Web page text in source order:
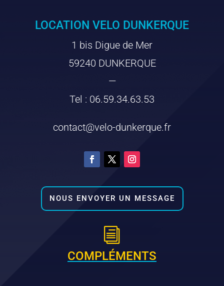
LOCATION VELO DUNKERQUE
1 bis Digue de Mer
59240 DUNKERQUE
—
Tel : 06.59.34.63.53
contact@velo-dunkerque.fr
NOUS ENVOYER UN MESSAGE
i
COMPLÉMENTS